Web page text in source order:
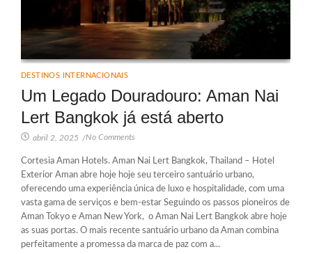
DESTINOS INTERNACIONAIS
Um Legado Douradouro: Aman Nai
Lert Bangkok já está aberto
abril 2, 2025 /No Comments
Cortesia Aman Hotels. Aman Nai Lert Bangkok, Thailand – Hotel
Exterior Aman abre hoje hoje seu terceiro santuário urbano,
oferecendo uma experiência única de luxo e hospitalidade, com uma
vasta gama de serviços e bem-estar Seguindo os passos pioneiros de
Aman Tokyo e Aman New York, o Aman Nai Lert Bangkok abre hoje
as suas portas. O mais recente santuário urbano da Aman combina
perfeitamente a promessa da marca de paz com a...